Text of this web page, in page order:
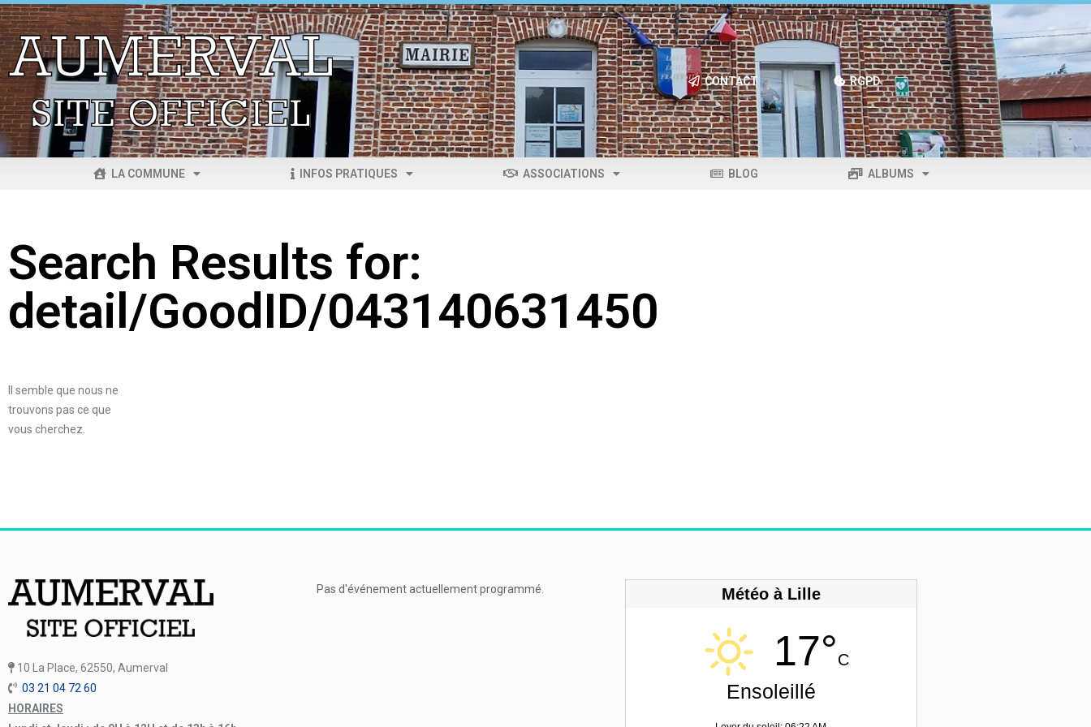
CONTACT RGPD
LA COMMUNE INFOS PRATIQUES ASSOCIATIONS BLOG ALBUMS
Search Results for:
detail/GoodID/043140631450
Il semble que nous ne
trouvons pas ce que
vous cherchez.
10 La Place, 62550, Aumerval
03 21 04 72 60
HORAIRES
Pas d'événement actuellement programmé. Météo à Lille
17°C
Ensoleillé